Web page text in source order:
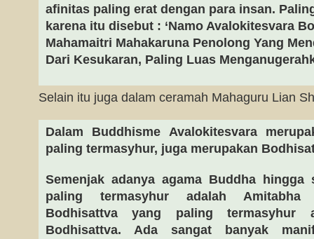
afinitas paling erat dengan para insan.
karena itu disebut : ‘Namo Avalokitesvara
Mahamaitri Mahakaruna Penolong Yang
Dari Kesukaran, Paling Luas
Selain itu juga dalam ceramah Mahaguru Lian
Dalam Buddhisme Avalokitesvara
paling termasyhur, juga merupakan
Semenjak adanya agama Buddha
paling termasyhur adalah Amitabha
Bodhisattva yang paling termasyhur
Bodhisattva. Ada sangat banyak